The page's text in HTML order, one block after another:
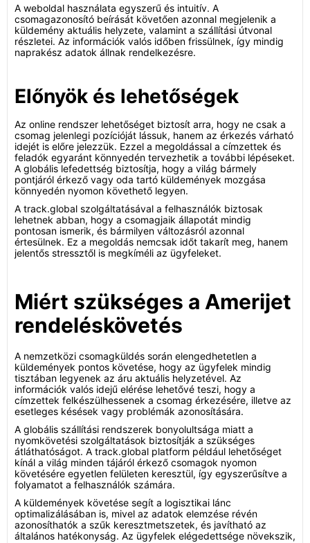
A weboldal használata egyszerű és intuitív. A
csomagazonosító beírását követően azonnal megjelenik a
küldemény aktuális helyzete, valamint a szállítási útvonal
részletei. Az információk valós időben frissülnek, így mindig
naprakész adatok állnak rendelkezésre.
Előnyök és lehetőségek
Az online rendszer lehetőséget biztosít arra, hogy ne csak a
csomag jelenlegi pozícióját lássuk, hanem az érkezés várható
idejét is előre jelezzük. Ezzel a megoldással a címzettek és
feladók egyaránt könnyedén tervezhetik a további lépéseket.
A globális lefedettség biztosítja, hogy a világ bármely
pontjáról érkező vagy oda tartó küldemények mozgása
könnyedén nyomon követhető legyen.
A track.global szolgáltatásával a felhasználók biztosak
lehetnek abban, hogy a csomagjaik állapotát mindig
pontosan ismerik, és bármilyen változásról azonnal
értesülnek. Ez a megoldás nemcsak időt takarít meg, hanem
jelentős stressztől is megkíméli az ügyfeleket.
Miért szükséges a Amerijet
rendeléskövetés
A nemzetközi csomagküldés során elengedhetetlen a
küldemények pontos követése, hogy az ügyfelek mindig
tisztában legyenek az áru aktuális helyzetével. Az
információk valós idejű elérése lehetővé teszi, hogy a
címzettek felkészülhessenek a csomag érkezésére, illetve az
esetleges késések vagy problémák azonosítására.
A globális szállítási rendszerek bonyolultsága miatt a
nyomkövetési szolgáltatások biztosítják a szükséges
átláthatóságot. A track.global platform például lehetőséget
kínál a világ minden tájáról érkező csomagok nyomon
követésére egyetlen felületen keresztül, így egyszerűsítve a
folyamatot a felhasználók számára.
A küldemények követése segít a logisztikai lánc
optimalizálásában is, mivel az adatok elemzése révén
azonosíthatók a szűk keresztmetszetek, és javítható az
általános hatékonyság. Az ügyfelek elégedettsége növekszik,